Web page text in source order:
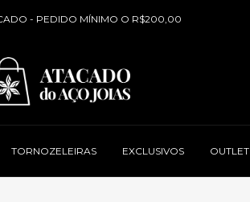
- PEDIDO MÍNIMO O R$200,00
TORNOZELEIRAS EXCLUSIVOS OUTLET